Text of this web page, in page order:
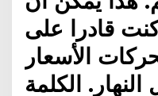
قادرا على
الأسعار
الكلمة